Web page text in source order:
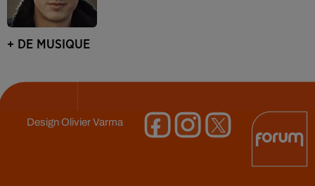
+ DE MUSIQUE
DesignOlivier Varma